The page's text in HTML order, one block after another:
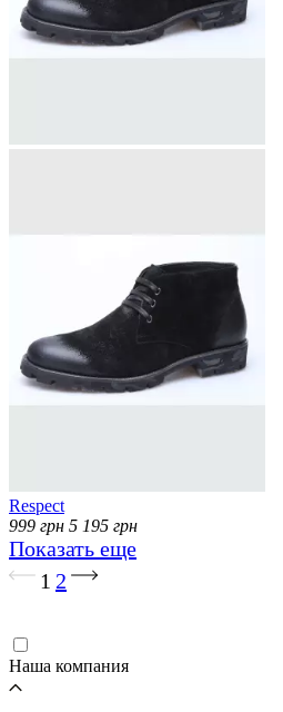
Respect
999 грн 5 195 грн
Показать еще
1 2
Наша компания